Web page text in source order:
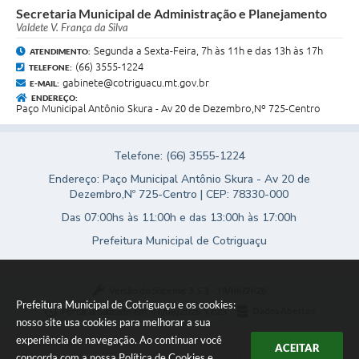
Prefeitura Municipal de Cotriguaçu e os cookies:
nosso site usa cookies para melhorar a sua
experiência de navegação. Ao continuar você
ACEITAR
Secretaria Municipal de Administração e Planejamento
Valdete V. França da Silva
ATENDIMENTO: Segunda a Sexta-Feira, 7h às 11h e das 13h às 17h
TELEFONE: (66) 3555-1224
E-MAIL: gabinete@cotriguacu.mt.gov.br
ENDEREÇO:
Paço Municipal Antônio Skura - Av 20 de Dezembro,Nº 725-Centro
Telefone: (66) 3555-1224
Endereço: Paço Municipal Antônio Skura - Av 20 de
Dezembro,Nº 725-Centro | CEP: 78330-000
Das 07:00hs às 11:00h e das 13:00h às 17:00h
Prefeitura Municipal de Cotriguaçu
Portal atualizado em:07/08/2026 17:23